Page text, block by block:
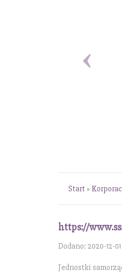
Start »
https://
Dodano: 2020-12-01
Jednostki